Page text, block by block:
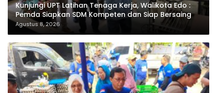
Kunjungi UPT Latihan Tenaga Kerja, Walikota Edo :
Pemda Siapkan SDM Kompeten dan Siap Bersaing
Agustus 8, 2026